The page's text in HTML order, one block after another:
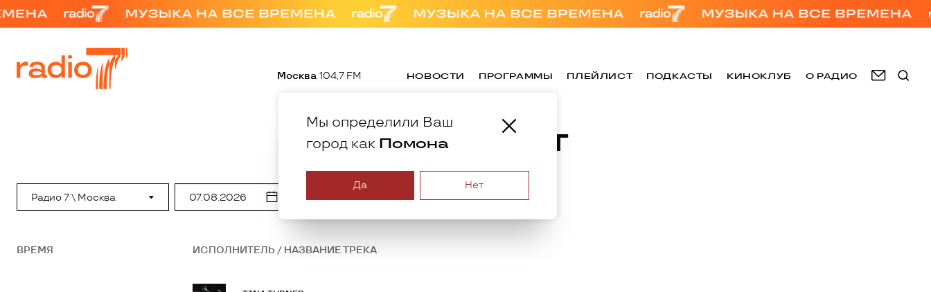
Москва 104,7 FM
Мы определили Ваш
город как Помона
Да Нет
НОВОСТИ ПРОГРАММЫ ПЛЕЙЛИСТ ПОДКАСТЫ КИНОКЛУБ О РАДИО
Плейлист
Радио 7 \ Москва 05:00 07:00
ВРЕМЯ ИСПОЛНИТЕЛЬ / НАЗВАНИЕ ТРЕКА